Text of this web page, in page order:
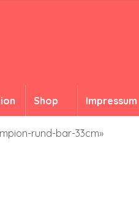
Shop Impressum
rund-bar-33cm»